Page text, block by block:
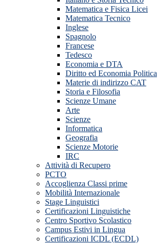
Matematica e Fisica Licei
Matematica Tecnico
Inglese
Spagnolo
Francese
Tedesco
Economia e DTA
Diritto ed Economia Politica
Materie di indirizzo CAT
Storia e Filosofia
Scienze Umane
Arte
Scienze
Informatica
Geografia
Scienze Motorie
IRC
Attività di Recupero
PCTO
Accoglienza Classi prime
Mobilità Internazionale
Stage Linguistici
Certificazioni Linguistiche
Centro Sportivo Scolastico
Campus Estivi in Lingua
Certificazioni ICDL (ECDL)